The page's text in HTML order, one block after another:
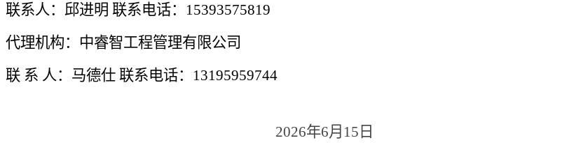
联系人：邱进明 联系电话：15393575819
代理机构： 中睿智工程管理有限公司
联 系 人： 马德仕 联系电话： 13195959744
2026年6月 15 日